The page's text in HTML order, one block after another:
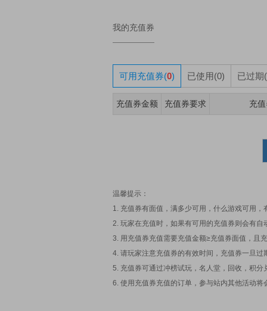
我的充值券
可用充值券(0) 已使用(0) 已过期
充值券金额 充值券要求 充
温馨提示：
1. 充值券有面值，满多少可用，什么游戏可用
2. 玩家在充值时，如果有可用的充值券则会有
3. 用充值券充值需要充值金额≥充值券面值，且
4. 请玩家注意充值券的有效时间，充值券一旦过
5. 充值券可通过冲榜试玩，名人堂，回收，积
6. 使用充值券充值的订单，参与站内其他活动将